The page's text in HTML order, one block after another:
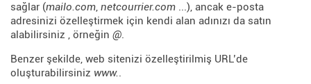
sağlar (mailo.com, netcourrier.com ...), ancak e-posta
adresinizi özelleştirmek için kendi alan adınızı da satın
alabilirsiniz , örneğin @.
Benzer şekilde, web sitenizi özelleştirilmiş URL’de
oluşturabilirsiniz www..